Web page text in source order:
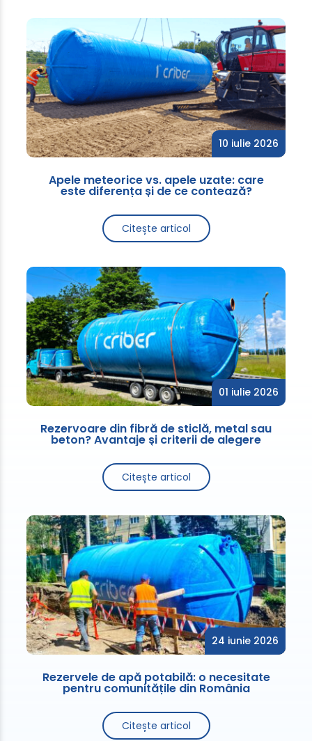
10 iulie 2026
Apele meteorice vs. apele uzate: care
este diferența și de ce contează?
Citește articol
01 iulie 2026
Rezervoare din fibră de sticlă, metal sau
beton? Avantaje și criterii de alegere
Citește articol
24 iunie 2026
Rezervele de apă potabilă: o necesitate
pentru comunitățile din România
Citește articol